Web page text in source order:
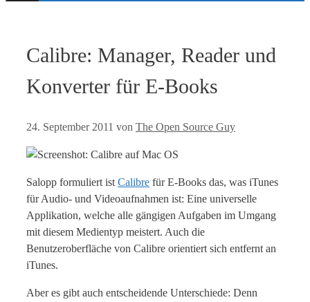
Calibre: Manager, Reader und
Konverter für E-Books
24. September 2011 von The Open Source Guy
Salopp formuliert ist Calibre für E-Books das, was iTunes
für Audio- und Videoaufnahmen ist: Eine universelle
Applikation, welche alle gängigen Aufgaben im Umgang
mit diesem Medientyp meistert. Auch die
Benutzeroberfläche von Calibre orientiert sich entfernt an
iTunes.
Aber es gibt auch entscheidende Unterschiede: Denn